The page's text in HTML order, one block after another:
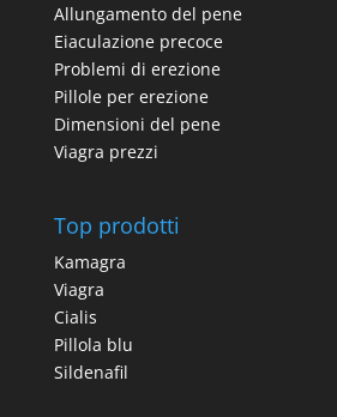
Allungamento del pene
Eiaculazione precoce
Problemi di erezione
Pillole per erezione
Dimensioni del pene
Viagra prezzi
Top prodotti
Kamagra
Viagra
Cialis
Pillola blu
Sildenafil